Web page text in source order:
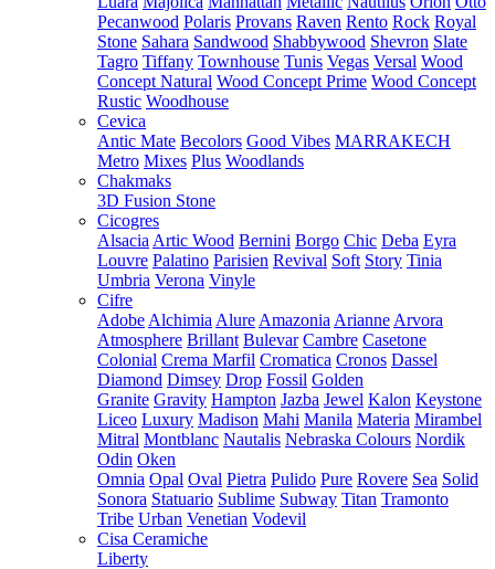
Pecanwood Polaris Provans Raven Rento Rock Royal
Stone Sahara Sandwood Shabbywood Shevron Slate
Tagro Tiffany Townhouse Tunis Vegas Versal Wood
Concept Natural Wood Concept Prime Wood Concept
Rustic Woodhouse
Cevica
Antic Mate Becolors Good Vibes MARRAKECH
Metro Mixes Plus Woodlands
Chakmaks
3D Fusion Stone
Cicogres
Alsacia Artic Wood Bernini Borgo Chic Deba Eyra
Louvre Palatino Parisien Revival Soft Story Tinia
Umbria Verona Vinyle
Cifre
Adobe Alchimia Alure Amazonia Arianne Arvora
Atmosphere Brillant Bulevar Cambre Casetone
Colonial Crema Marfil Cromatica Cronos Dassel
Diamond Dimsey Drop Fossil Golden
Granite Gravity Hampton Jazba Jewel Kalon Keystone
Liceo Luxury Madison Mahi Manila Materia Mirambel
Mitral Montblanc Nautalis Nebraska Colours Nordik
Odin Oken
Omnia Opal Oval Pietra Pulido Pure Rovere Sea Solid
Sonora Statuario Sublime Subway Titan Tramonto
Tribe Urban Venetian Vodevil
Cisa Ceramiche
Liberty